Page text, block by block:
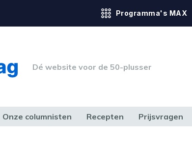
Programma's MAX
Dé website voor de 50-plusser
Onze columnisten Recepten Prijsvragen